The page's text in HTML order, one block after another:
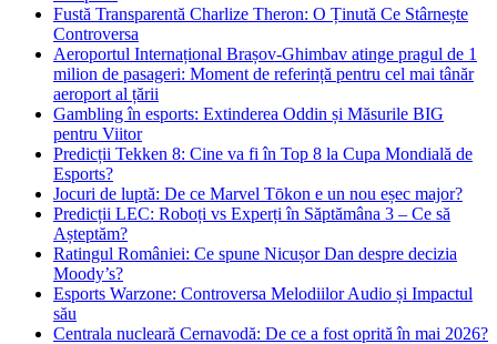
Fustă Transparentă Charlize Theron: O Ținută Ce Stârnește
Controversa
Aeroportul Internațional Brașov‑Ghimbav atinge pragul de 1
milion de pasageri: Moment de referință pentru cel mai tânăr
aeroport al țării
Gambling în esports: Extinderea Oddin și Măsurile BIG
pentru Viitor
Predicții Tekken 8: Cine va fi în Top 8 la Cupa Mondială de
Esports?
Jocuri de luptă: De ce Marvel Tōkon e un nou eșec major?
Predicții LEC: Roboți vs Experți în Săptămâna 3 – Ce să
Așteptăm?
Ratingul României: Ce spune Nicușor Dan despre decizia
Moody’s?
Esports Warzone: Controversa Melodiilor Audio și Impactul
său
Centrala nucleară Cernavodă: De ce a fost oprită în mai 2026?